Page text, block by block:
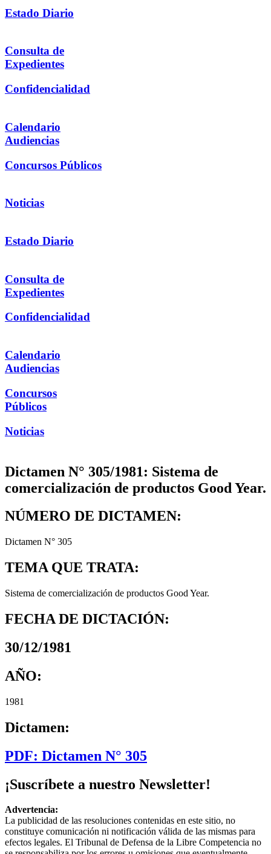
Estado Diario
Consulta de
Expedientes
Confidencialidad
Calendario
Audiencias
Concursos Públicos
Noticias
Estado Diario
Consulta de
Expedientes
Confidencialidad
Calendario
Audiencias
Concursos
Públicos
Noticias
Dictamen N° 305/1981: Sistema de
comercialización de productos Good Year.
NÚMERO DE DICTAMEN:
Dictamen N° 305
TEMA QUE TRATA:
Sistema de comercialización de productos Good Year.
FECHA DE DICTACIÓN:
30/12/1981
AÑO:
1981
Dictamen:
PDF: Dictamen N° 305
¡Suscríbete a nuestro Newsletter!
Advertencia:
La publicidad de las resoluciones contenidas en este sitio, no
constituye comunicación ni notificación válida de las mismas para
efectos legales. El Tribunal de Defensa de la Libre Competencia no